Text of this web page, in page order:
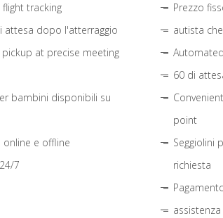
tracking
attesa dopo l'atterraggio
pickup at precise meeting
bambini disponibili su
online e offline
7
Prezzo
autista
60 di
point
Seggiolini
richiesta